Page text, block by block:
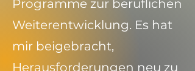
Programme zur beruflichen
Weiterentwicklung. Es hat
mir beigebracht,
Herausforderungen neu zu